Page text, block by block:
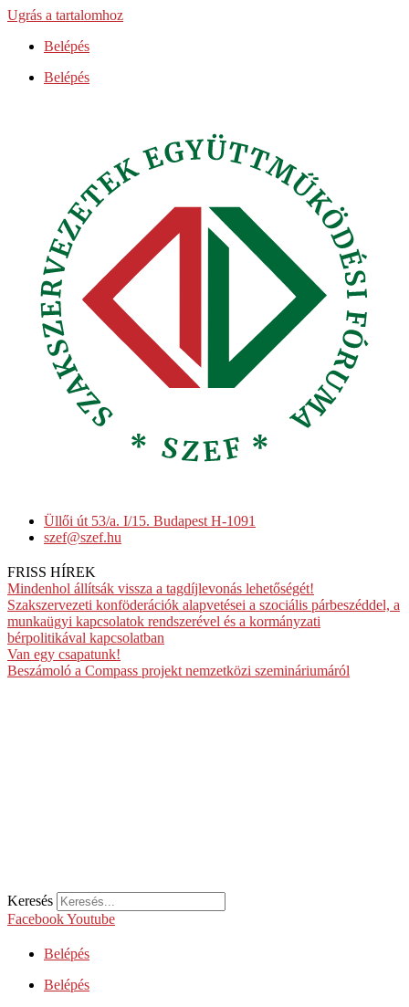
Ugrás a tartalomhoz
Belépés
Belépés
Üllői út 53/a. I/15. Budapest H-1091
szef@szef.hu
FRISS HÍREK
Mindenhol állítsák vissza a tagdíjlevonás lehetőségét!
Szakszervezeti konföderációk alapvetései a szociális párbeszéddel, a
munkaügyi kapcsolatok rendszerével és a kormányzati
bérpolitikával kapcsolatban
Van egy csapatunk!
Beszámoló a Compass projekt nemzetközi szemináriumáról
Keresés
FacebookYoutube
Belépés
Belépés